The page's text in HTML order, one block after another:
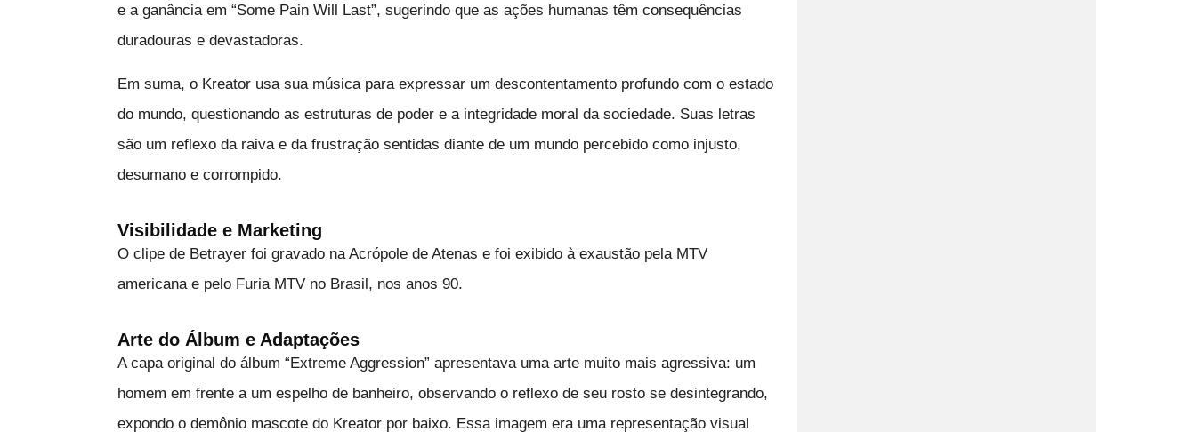
e a ganância em “Some Pain Will Last”, sugerindo que as ações humanas têm consequências
duradouras e devastadoras.
Em suma, o Kreator usa sua música para expressar um descontentamento profundo com o estado
do mundo, questionando as estruturas de poder e a integridade moral da sociedade. Suas letras
são um reflexo da raiva e da frustração sentidas diante de um mundo percebido como injusto,
desumano e corrompido.
Visibilidade e Marketing
O clipe de Betrayer foi gravado na Acrópole de Atenas e foi exibido à exaustão pela MTV
americana e pelo Furia MTV no Brasil, nos anos 90.
Arte do Álbum e Adaptações
A capa original do álbum “Extreme Aggression” apresentava uma arte muito mais agressiva: um
homem em frente a um espelho de banheiro, observando o reflexo de seu rosto se desintegrando,
expondo o demônio mascote do Kreator por baixo. Essa imagem era uma representação visual